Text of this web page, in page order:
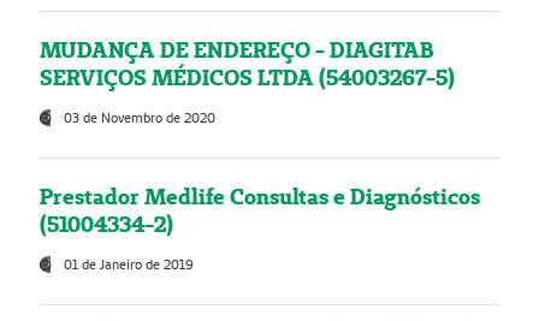
MUDANÇA DE ENDEREÇO - DIAGITAB
SERVIÇOS MÉDICOS LTDA (54003267-5)
03 de Novembro de 2020
Prestador Medlife Consultas e Diagnósticos
(51004334-2)
01 de Janeiro de 2019